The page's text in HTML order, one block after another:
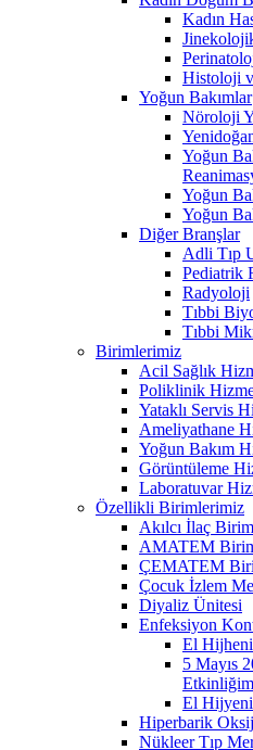
Kadın
Histoloji
Yoğun Bakımlar
Nöroloji
Yoğun
Yoğun
Yoğun
Diğer Branşlar
Adli Tıp
Pediatrik
Radyoloji
Tıbbi
Tıbbi
Birimlerimiz
Acil Sağlık
Poliklinik
Yataklı Servis
Ameliyathane
Yoğun Bakım
Görüntüleme
Laboratuvar
Özellikli Birimlerimiz
Akılcı İlaç
AMATEM
ÇEMATEM
Çocuk İzlem
Diyaliz Ünitesi
Enfeksiyon
El
5 Mayıs
El
Hiperbarik
Nükleer Tıp